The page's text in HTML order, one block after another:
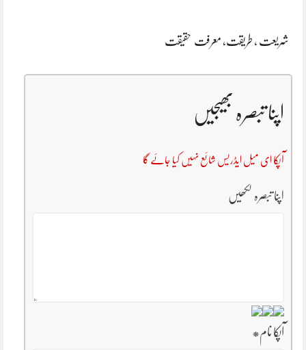
شریعت , طریقت, معرفت حقیقت
اپنا تبصرہ بھیجیں
آپکا ای میل ایڈریس شائع نہیں کیا جائے گا
اپنا تبصرہ لکھیں
آپکا نام*